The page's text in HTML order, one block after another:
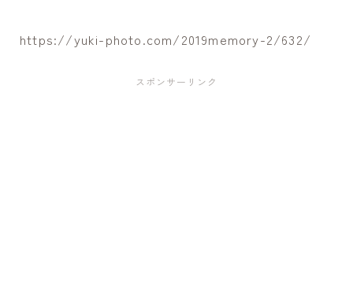
https://yuki-photo.com/2019memory-2/632/
スポンサーリンク